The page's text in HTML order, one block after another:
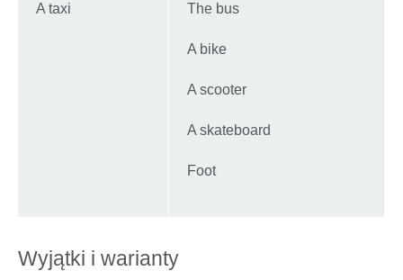
A taxi The bus
A bike
A scooter
A skateboard
Foot
Wyjątki i warianty